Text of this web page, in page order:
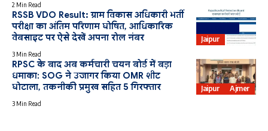
2 Min Read
Jaipur
RSSB VDO Result: ग्राम विकास अधिकारी भर्ती
परीक्षा का अंतिम परिणाम घोषित, आधिकारिक
वेबसाइट पर ऐसे देखें अपना रोल नंबर
3 Min Read
Jaipur Ajmer
RPSC के बाद अब कर्मचारी चयन बोर्ड में बड़ा
धमाका: SOG ने उजागर किया OMR शीट
घोटाला, तकनीकी प्रमुख सहित 5 गिरफ्तार
3 Min Read